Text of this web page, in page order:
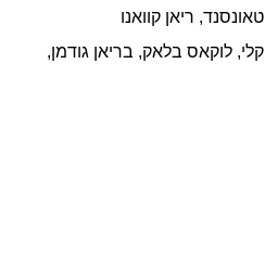
טאונסנד, ריאן קוואנו
קלי, לוקאס בלאק, בריאן גודמן,